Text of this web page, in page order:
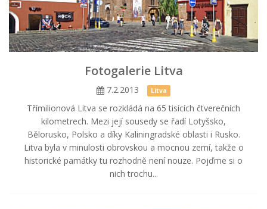
Fotogalerie Litva
7.2.2013 Litva
Třímilionová Litva se rozkládá na 65 tisících čtverečních
kilometrech. Mezi její sousedy se řadí Lotyšsko,
Bělorusko, Polsko a díky Kaliningradské oblasti i Rusko.
Litva byla v minulosti obrovskou a mocnou zemí, takže o
historické památky tu rozhodně není nouze. Pojďme si o
nich trochu...